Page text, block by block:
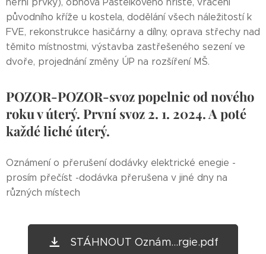
původního kříže u kostela, dodělání všech náležitostí k
FVE, rekonstrukce hasičárny a dílny, oprava střechy nad
těmito místnostmi, výstavba zastřešeného sezení ve
dvoře, projednání změny ÚP na rozšíření MŠ.
POZOR-POZOR-svoz popelnic od nového
roku v úterý. První svoz 2. 1. 2024. A poté
každé liché úterý.
Oznámení o přerušení dodávky elektrické enegie -
prosím přečíst -dodávka přerušena v jiné dny na
různých místech
STÁHNOUT Oznám...rgie.pdf